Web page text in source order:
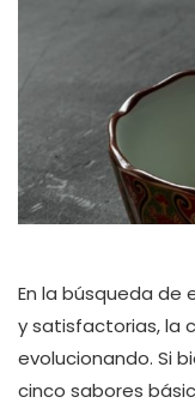
En la búsqueda de
y satisfactorias, la
evolucionando. Si
cinco sabores